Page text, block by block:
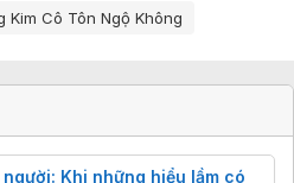
Kim Cô Tôn Ngộ Không
người: Khi những hiểu lầm có